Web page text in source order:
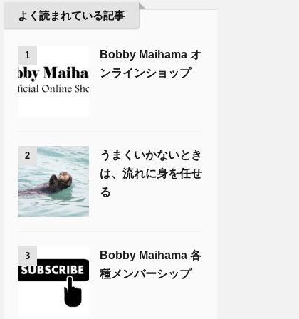
よく読まれている記事
1
Bobby Maihama オ
ンラインショップ
2
うまくいかないとき
は、流れに身を任せ
る
3
Bobby Maihama 各
種メンバーシップ